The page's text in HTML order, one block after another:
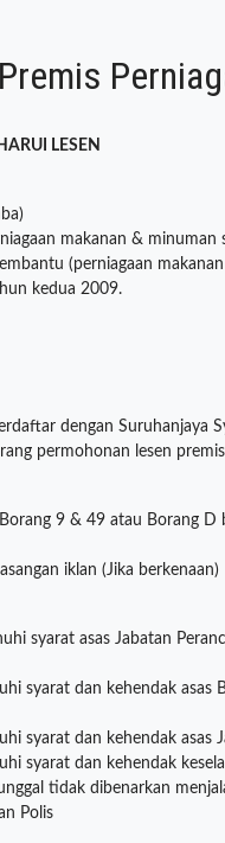
LESEN
makanan & minuman
(perniagaan
kedua 2009.
dengan Suruhanjaya
permohonan lesen
9 & 49 atau Borang D
iklan (Jika berkenaan)
syarat asas Jabatan
syarat dan kehendak
syarat dan kehendak asas
syarat dan kehendak
tidak dibenarkan
Polis